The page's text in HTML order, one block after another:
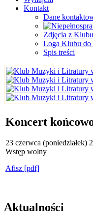
Kontakt
Dane
Zdjęcia z Klubu
Loga Klubu do
Spis treści
Koncert
23 czerwca (poniedziałek)
Wstęp wolny
Afisz [pdf]
Aktualności